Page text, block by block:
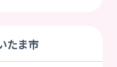
たま市